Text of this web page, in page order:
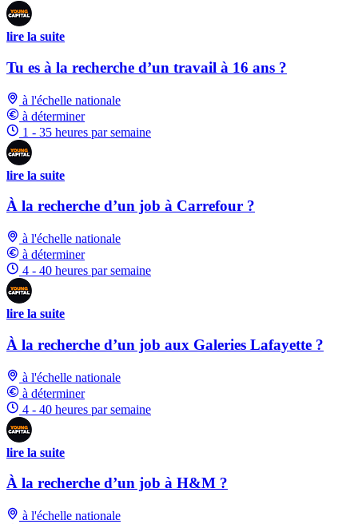
lire la suite
Tu es à la recherche d’un travail à 16 ans ?
à l'échelle nationale
à déterminer
1 - 35 heures par semaine
lire la suite
À la recherche d’un job à Carrefour ?
à l'échelle nationale
à déterminer
4 - 40 heures par semaine
lire la suite
À la recherche d’un job aux Galeries Lafayette ?
à l'échelle nationale
à déterminer
4 - 40 heures par semaine
lire la suite
À la recherche d’un job à H&M ?
à l'échelle nationale